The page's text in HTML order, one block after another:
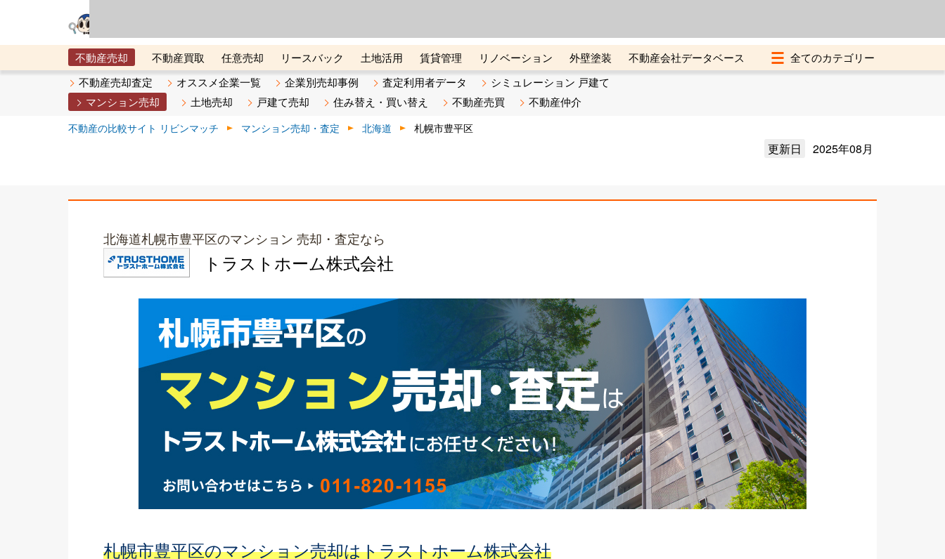
不動産売却 不動産買取 任意売却 リースバック 土地活用 賃貸管理 リノベーション 外壁塗装
不動産会社データベース
メタ住宅展示場
ベスト不動産カンパニー オンライン講座 リビンマガジンBiz 不動産売却ご相談デスク
不動産売却査定 オススメ企業一覧 企業別売却事例 査定利用者データ
シミュレーション 戸建て
マンション売却
土地売却 戸建て売却 住み替え・買い替え 不動産売買 不動産仲介
不動産の比較サイト リビンマッチ マンション売却・査定 北海道 札幌市豊平区
更新日 2025年08月
北海道札幌市豊平区のマンション 売却・査定なら
トラストホーム株式会社
札幌市豊平区のマンション売却はトラストホーム株式会社